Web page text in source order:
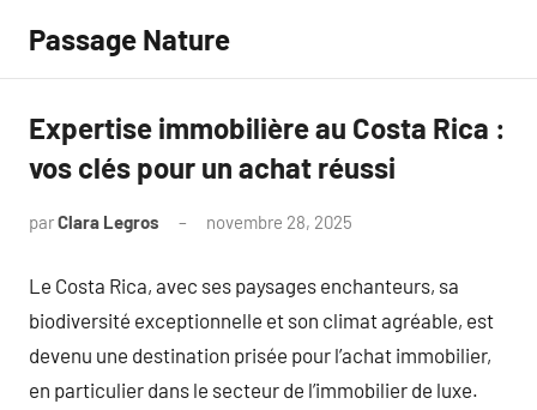
contenu
Passage Nature
Expertise immobilière au Costa Rica :
vos clés pour un achat réussi
parClara Legros novembre 28, 2025
Le Costa Rica, avec ses paysages enchanteurs, sa
biodiversité exceptionnelle et son climat agréable, est
devenu une destination prisée pour l’achat immobilier,
en particulier dans le secteur de l’immobilier de luxe.